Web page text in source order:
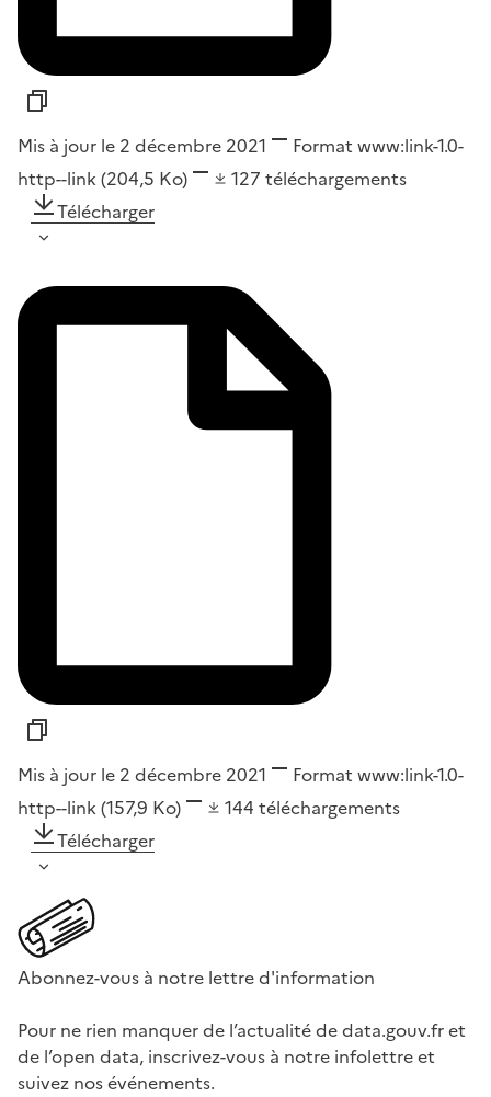
Mis à jour le 2 décembre 2021 Format www:link-1.0-
http--link (204,5 Ko) 127 téléchargements
Télécharger
Mis à jour le 2 décembre 2021 Format www:link-1.0-
http--link (157,9 Ko) 144 téléchargements
Télécharger
Abonnez-vous à notre lettre d'information
Pour ne rien manquer de l’actualité de data.gouv.fr et
de l’open data, inscrivez-vous à notre infolettre et
suivez nos événements.